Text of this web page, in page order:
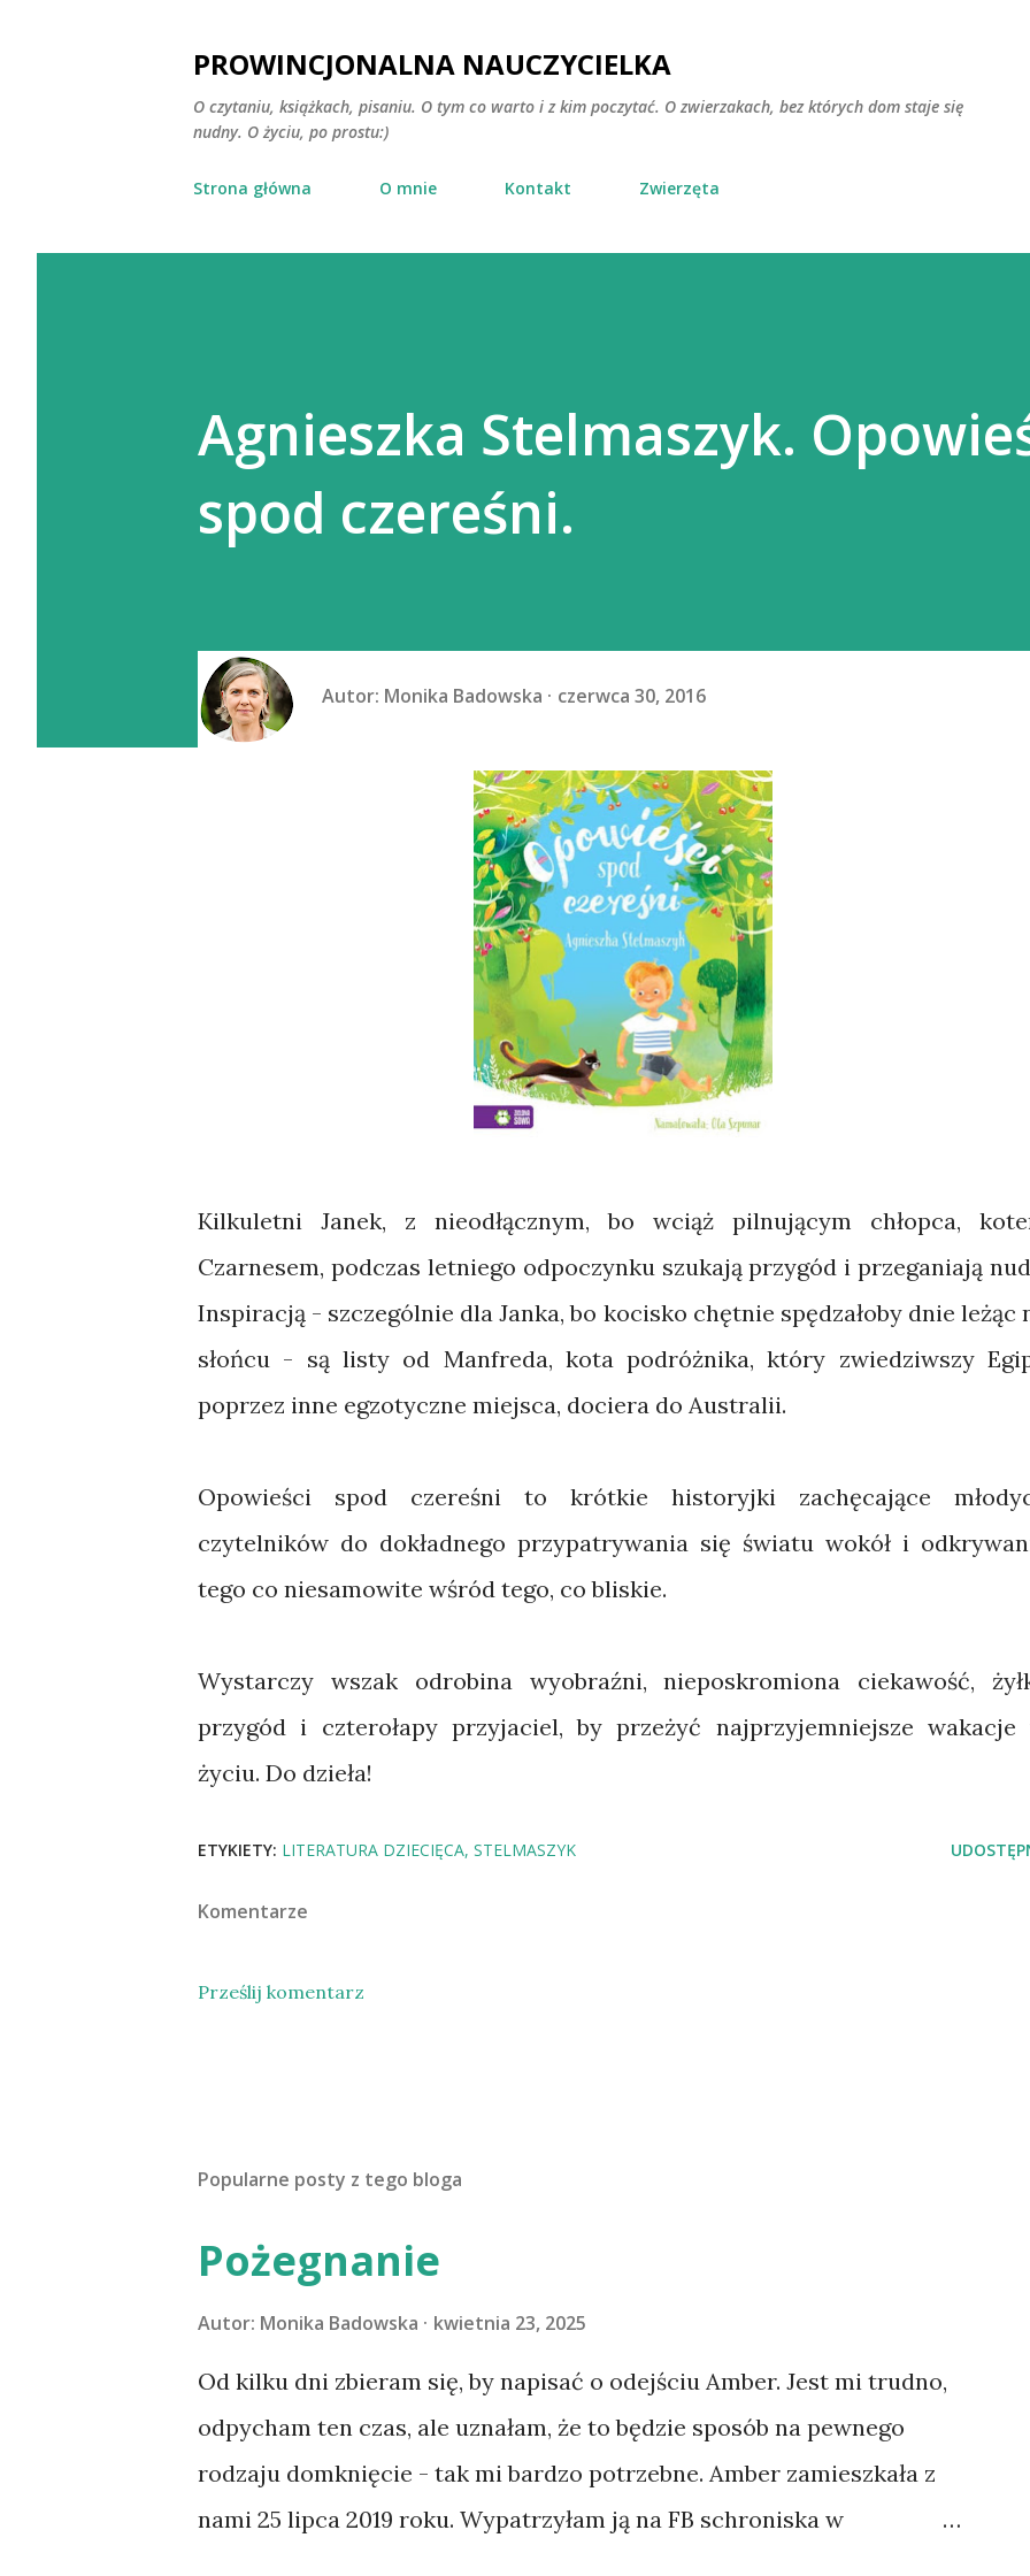
PROWINCJONALNA NAUCZYCIELKA
O czytaniu, książkach, pisaniu. O tym co warto i z kim poczytać. O zwierzakach, bez których dom staje się
nudny. O życiu, po prostu:)
Strona główna O mnie Kontakt Zwierzęta
Agnieszka Stelmaszyk.
spod czereśni.
Autor: Monika Badowska czerwca 30, 2016
Kilkuletni Janek, z nieodłącznym, bo wciąż pilnującym chłopca,
Czarnesem, podczas letniego odpoczynku szukają przygód i przeganiają
Inspiracją - szczególnie dla Janka, bo kocisko chętnie spędzałoby dnie leżąc
słońcu - są listy od Manfreda, kota podróżnika, który zwiedziwszy
poprzez inne egzotyczne miejsca, dociera do Australii.
Opowieści spod czereśni to krótkie historyjki zachęcające
czytelników do dokładnego przypatrywania się światu wokół i
tego co niesamowite wśród tego, co bliskie.
Wystarczy wszak odrobina wyobraźni, nieposkromiona ciekawość,
przygód i czterołapy przyjaciel, by przeżyć najprzyjemniejsze wakacje
życiu. Do dzieła!
ETYKIETY: LITERATURA DZIECIĘCA STELMASZYK
Komentarze
Prześlij komentarz
Popularne posty z tego bloga
Pożegnanie
Autor: Monika Badowska kwietnia 23, 2025
Od kilku dni zbieram się, by napisać o odejściu Amber. Jest mi trudno,
odpycham ten czas, ale uznałam, że to będzie sposób na pewnego
rodzaju domknięcie - tak mi bardzo potrzebne. Amber zamieszkała z
nami 25 lipca 2019 roku. Wypatrzyłam ją na FB schroniska w